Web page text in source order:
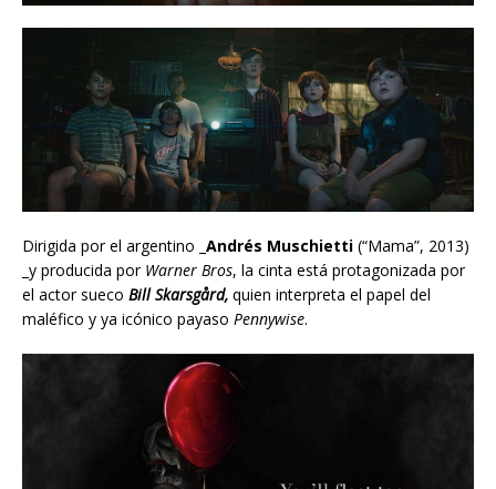
Dirigida por el argentino _ Andrés Muschietti (“Mama”, 2013)
_y producida por Warner Bros, la cinta está protagonizada por
el actor sueco Bill Skarsgård, quien interpreta el papel del
maléfico y ya icónico payaso Pennywise.